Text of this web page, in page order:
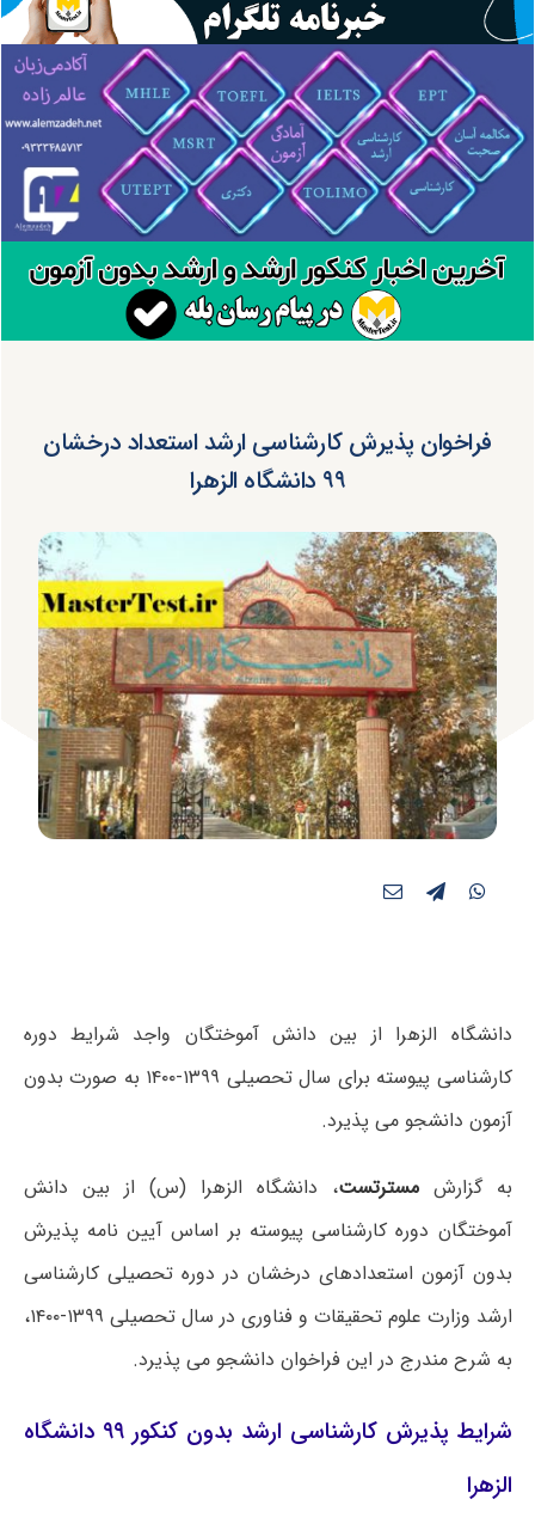
فراخوان پذیرش کارشناسی ارشد استعداد درخشان
۹۹ دانشگاه الزهرا
دانشگاه الزهرا از بین دانش آموختگان واجد شرایط دوره
کارشناسی پیوسته برای سال تحصیلی ۱۳۹۹-۱۴۰۰ به صورت بدون
آزمون دانشجو می پذیرد.
به گزارشمسترتست، دانشگاه الزهرا (س) از بین دانش
آموختگان دوره کارشناسی پیوسته بر اساس آیین نامه پذیرش
بدون آزمون استعدادهای درخشان در دوره تحصیلی کارشناسی
ارشد وزارت علوم تحقیقات و فناوری در سال تحصیلی ۱۳۹۹-۱۴۰۰،
به شرح مندرج در این فراخوان دانشجو می پذیرد.
شرایط پذیرش کارشناسی ارشد بدون کنکور ۹۹ دانشگاه
الزهرا